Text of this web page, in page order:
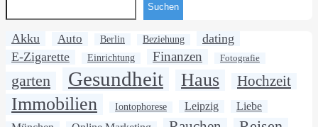
Suchen
Akku Auto Berlin Beziehung
dating
E-Zigarette
Einrichtung Finanzen Fotografie
garten Gesundheit Haus Hochzeit
Immobilien Iontophorese Leipzig Liebe